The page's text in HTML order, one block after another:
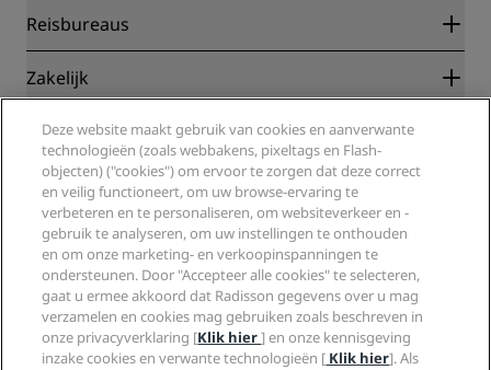
Radisson Rewards
Blog
Bestemmingen
Radisson Hotels-app
Sports Approved-hotels
Gezinsvriendelijk hotels
Gezondheid en veiligheid
Reisbureaus
Partners
Reisagenten
Zakelijk
Radisson Hotel Group
Media
Vacatures RHG
Vacatures PPHE
Vacatures EHL
The Club by RHG
Hotelontwikkeling
Duurzaam ondernemen
Inkoop
Juridisch
Privacycentrum
Juridische kennisgeving
Algemene voorwaarden voor Radisson Rewards
Gebruikersovereenkomst site
Digitale toegankelijkheid
Verklaring inzake moderne slavernij
Help
Waarschuwingen voor consumenten
Contactgegevens
Veelgestelde vragen
Sitemap
Social media
Radisson Hotels Brands
Deze website maakt gebruik van cookies en aanverwante
technologieën (zoals webbakens, pixeltags en Flash-
objecten) ("cookies") om ervoor te zorgen dat deze correct
en veilig functioneert, om uw browse-ervaring te
verbeteren en te personaliseren, om websiteverkeer en -
gebruik te analyseren, om uw instellingen te onthouden
en om onze marketing- en verkoopinspanningen te
ondersteunen. Door "Accepteer alle cookies" te selecteren,
gaat u ermee akkoord dat Radisson gegevens over u mag
verzamelen en cookies mag gebruiken zoals beschreven in
onze privacyverklaring [Klik hier] en onze kennisgeving
inzake cookies en verwante technologieën [ Klik hier]. Als